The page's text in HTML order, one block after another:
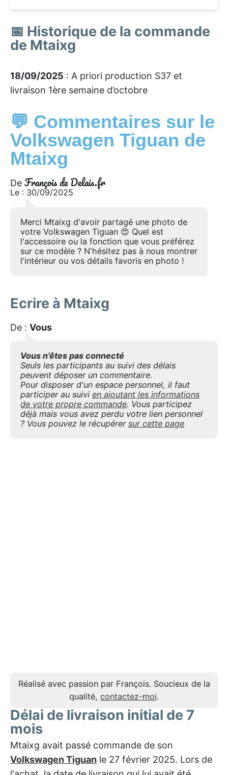
📅 Historique de la commande
de Mtaixg
18/09/2025 : A priori production S37 et
livraison 1ère semaine d’octobre
💬 Commentaires sur le
Volkswagen Tiguan de
Mtaixg
De François de Delais.fr
Le : 30/09/2025
Merci Mtaixg d'avoir partagé une photo de
votre Volkswagen Tiguan 😍 Quel est
l'accessoire ou la fonction que vous préférez
sur ce modèle ? N'hésitez pas à nous montrer
l'intérieur ou vos détails favoris en photo !
Ecrire à Mtaixg
De : Vous
Vous n'êtes pas connecté
Seuls les participants au suivi des délais
peuvent déposer un commentaire.
Pour disposer d'un espace personnel, il faut
participer au suivi en ajoutant les informations
de votre propre commande. Vous participez
déjà mais vous avez perdu votre lien personnel
? Vous pouvez le récupérer sur cette page
Réalisé avec passion par François. Soucieux de la
qualité, contactez-moi.
Délai de livraison initial de 7
mois
Mtaixg avait passé commande de son
Volkswagen Tiguan le 27 février 2025. Lors de